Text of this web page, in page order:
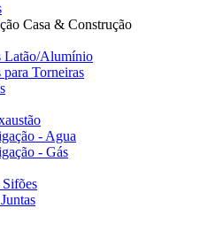
Casa & Construção
Latão/Alumínio
para Torneiras
- Agua
- Gás